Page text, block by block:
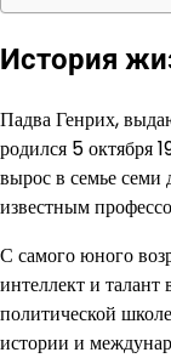
История
Падва Генрих,
родился 5 октября
вырос в семье семи
известным
С самого юного
интеллект и
политической
истории и